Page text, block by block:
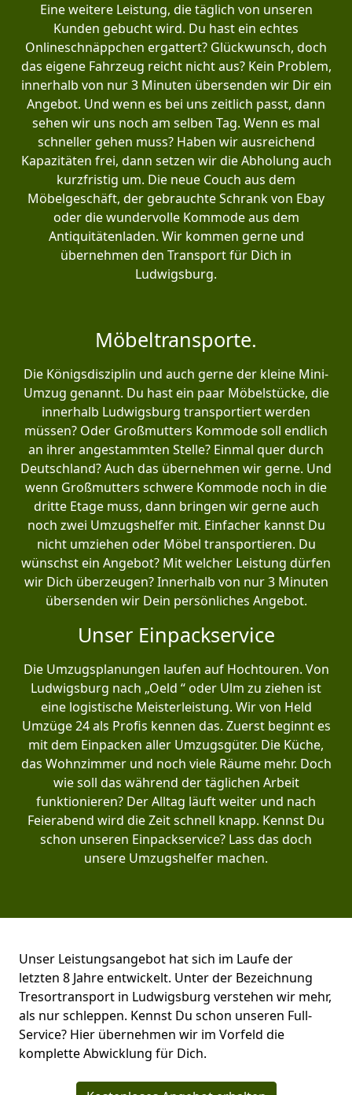
Eine weitere Leistung, die täglich von unseren
Kunden gebucht wird. Du hast ein echtes
Onlineschnäppchen ergattert? Glückwunsch, doch
das eigene Fahrzeug reicht nicht aus? Kein Problem,
innerhalb von nur 3 Minuten übersenden wir Dir ein
Angebot. Und wenn es bei uns zeitlich passt, dann
sehen wir uns noch am selben Tag. Wenn es mal
schneller gehen muss? Haben wir ausreichend
Kapazitäten frei, dann setzen wir die Abholung auch
kurzfristig um. Die neue Couch aus dem
Möbelgeschäft, der gebrauchte Schrank von Ebay
oder die wundervolle Kommode aus dem
Antiquitätenladen. Wir kommen gerne und
übernehmen den Transport für Dich in
Ludwigsburg.
Möbeltransporte.
Die Königsdisziplin und auch gerne der kleine Mini-
Umzug genannt. Du hast ein paar Möbelstücke, die
innerhalb Ludwigsburg transportiert werden
müssen? Oder Großmutters Kommode soll endlich
an ihrer angestammten Stelle? Einmal quer durch
Deutschland? Auch das übernehmen wir gerne. Und
wenn Großmutters schwere Kommode noch in die
dritte Etage muss, dann bringen wir gerne auch
noch zwei Umzugshelfer mit. Einfacher kannst Du
nicht umziehen oder Möbel transportieren. Du
wünschst ein Angebot? Mit welcher Leistung dürfen
wir Dich überzeugen? Innerhalb von nur 3 Minuten
übersenden wir Dein persönliches Angebot.
Unser Einpackservice
Die Umzugsplanungen laufen auf Hochtouren. Von
Ludwigsburg nach „Oeld “ oder Ulm zu ziehen ist
eine logistische Meisterleistung. Wir von Held
Umzüge 24 als Profis kennen das. Zuerst beginnt es
mit dem Einpacken aller Umzugsgüter. Die Küche,
das Wohnzimmer und noch viele Räume mehr. Doch
wie soll das während der täglichen Arbeit
funktionieren? Der Alltag läuft weiter und nach
Feierabend wird die Zeit schnell knapp. Kennst Du
schon unseren Einpackservice? Lass das doch
unsere Umzugshelfer machen.
Unser Leistungsangebot hat sich im Laufe der
letzten 8 Jahre entwickelt. Unter der Bezeichnung
Tresortransport in Ludwigsburg verstehen wir mehr,
als nur schleppen. Kennst Du schon unseren Full-
Service? Hier übernehmen wir im Vorfeld die
komplette Abwicklung für Dich.